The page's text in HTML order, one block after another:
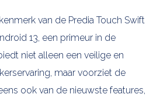
van de Predia Touch Swift
13, een primeur in de
niet alleen een veilige en
maar voorziet de
ook van de nieuwste features,